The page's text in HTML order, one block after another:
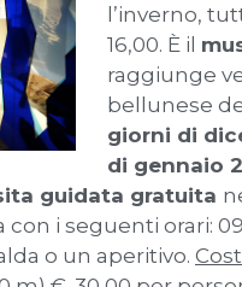
l’inverno,
16,00. È il
raggiunge
bellunese
giorni di
di gennaio
guidata gratuita
i seguenti orari:
o un aperitivo.